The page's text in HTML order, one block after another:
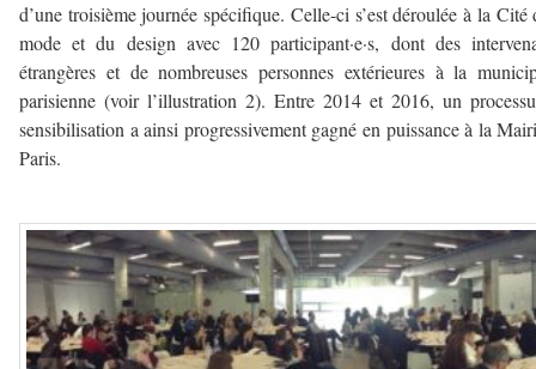
d’une troisième journée spécifique. Celle-ci s’est déroulée à la Cité
mode et du design avec 120 participant·e·s, dont des
étrangères et de nombreuses personnes extérieures à la
parisienne (voir l’illustration 2). Entre 2014 et 2016, un
sensibilisation a ainsi progressivement gagné en puissance à la
Paris.